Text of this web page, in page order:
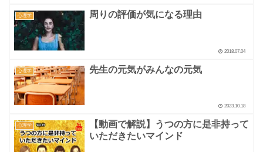
心理学 周りの評価が気になる理由
2018.07.04
心理学 先生の元気がみんなの元気
2023.10.18
心理学
【動画で解説】うつの方に是非持って
いただきたいマインド